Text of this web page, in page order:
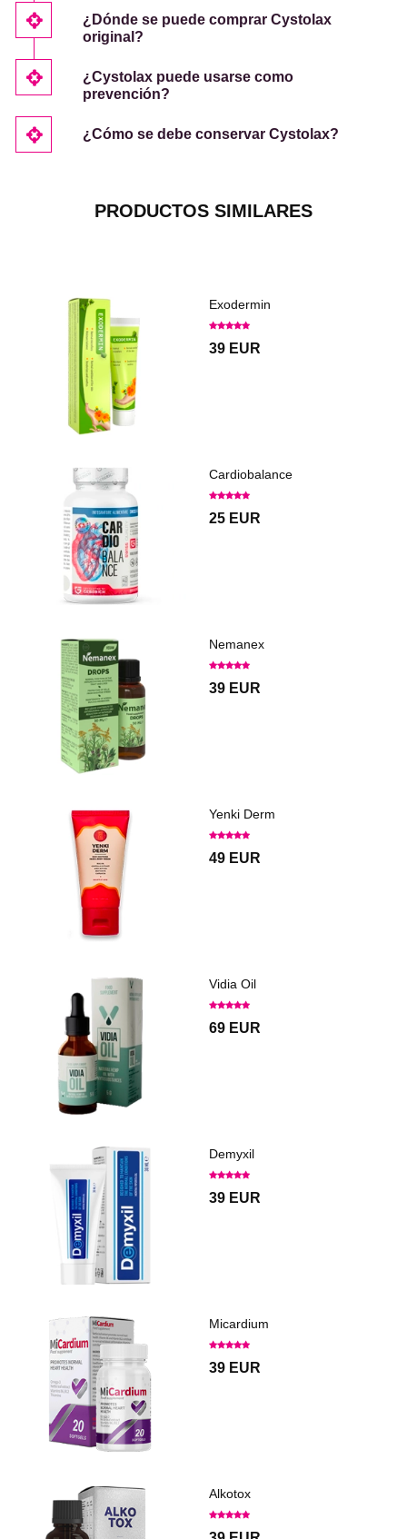
¿Dónde se puede comprar Cystolax
original?
¿Cystolax puede usarse como
prevención?
¿Cómo se debe conservar Cystolax?
PRODUCTOS SIMILARES
Exodermin
39 EUR
Cardiobalance
25 EUR
Nemanex
39 EUR
Yenki Derm
49 EUR
Vidia Oil
69 EUR
Demyxil
39 EUR
Micardium
39 EUR
Alkotox